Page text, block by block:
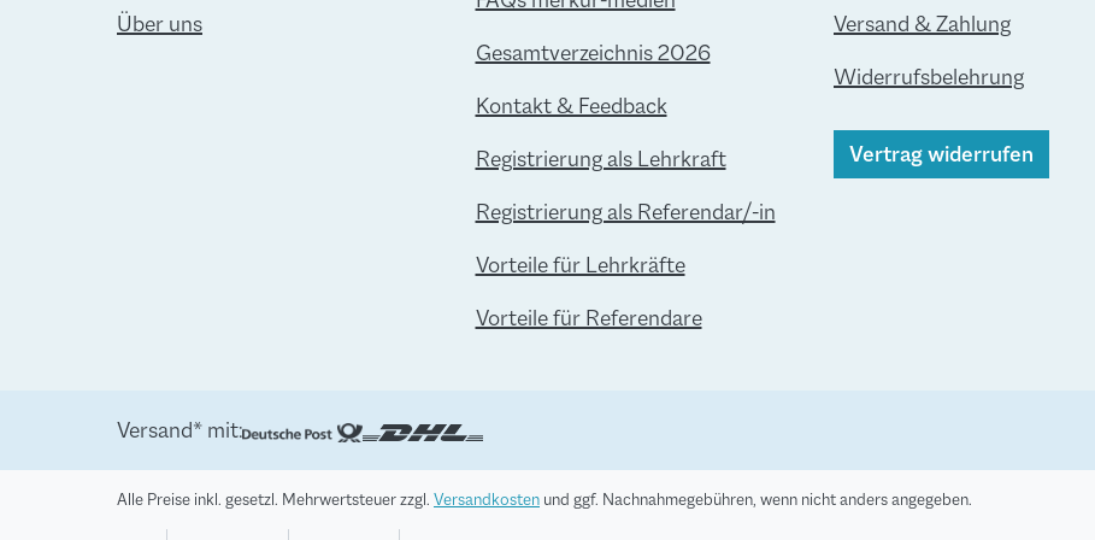
Über uns
Gesamtverzeichnis 2026
Kontakt & Feedback
Registrierung als Lehrkraft
Registrierung als Referendar/-in
Vorteile für Lehrkräfte
Vorteile für Referendare
Versand & Zahlung
Widerrufsbelehrung
Vertrag widerrufen
Versand* mit:
Alle Preise inkl. gesetzl. Mehrwertsteuer zzgl. Versandkosten und ggf. Nachnahmegebühren, wenn nicht anders angegeben.